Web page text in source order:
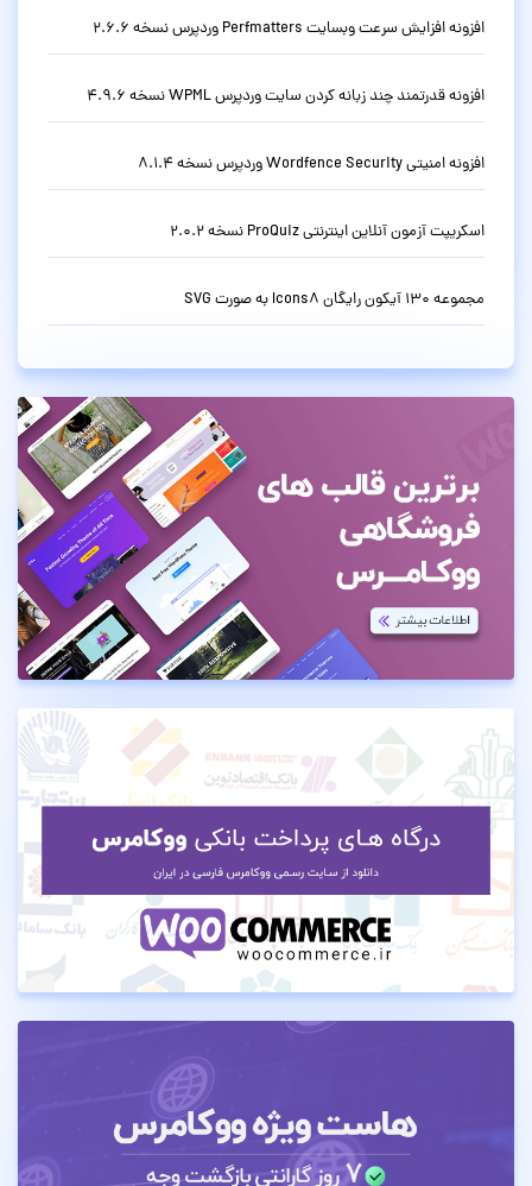
افزونه افزایش سرعت وبسایت Perfmatters وردپرس نسخه 2.6.6
افزونه قدرتمند چند زبانه کردن سایت وردپرس WPML نسخه 4.9.6
افزونه امنیتی Wordfence Security وردپرس نسخه 8.1.4
اسکریپت آزمون آنلاین اینترنتی ProQuiz نسخه 2.0.2
مجموعه 130 آیکون رایگان Icons8 به صورت SVG